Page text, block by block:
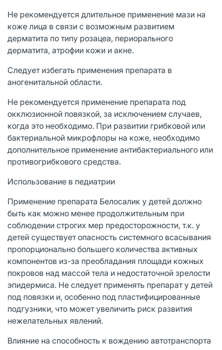
Не рекомендуется длительное применение мази на
коже лица в связи с возможным развитием
дерматита по типу розацеа, периорального
дерматита, атрофии кожи и акне.
Следует избегать применения препарата в
аногенитальной области.
Не рекомендуется применение препарата под
окклюзионной повязкой, за исключением случаев,
когда это необходимо. При развитии грибковой или
бактериальной микрофлоры на коже, необходимо
дополнительное применение антибактериального или
противогрибкового средства.
Использование в педиатрии
Применение препарата Белосалик у детей должно
быть как можно менее продолжительным при
соблюдении строгих мер предосторожности, т.к. у
детей существует опасность системного всасывания
пропорционально большего количества активных
компонентов из-за преобладания площади кожных
покровов над массой тела и недостаточной зрелости
эпидермиса. Не следует применять препарат у детей
под повязки и, особенно под пластифицированные
подгузники, что может увеличить риск развития
нежелательных явлений.
Влияние на способность к вождению автотранспорта